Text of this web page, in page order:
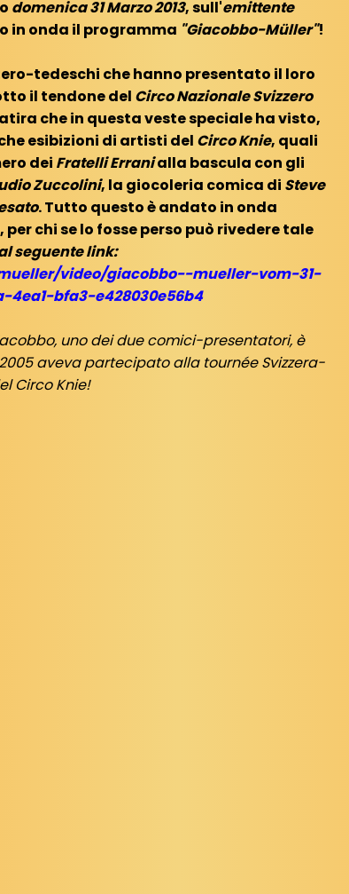
domenica 31 Marzo 2013, sull'emittente
in onda il programma "Giacobbo-Müller"!
tedeschi che hanno presentato il loro
il tendone del Circo Nazionale Svizzero
che in questa veste speciale ha visto,
esibizioni di artisti del Circo Knie, quali
dei Fratelli Erranialla bascula con gli
Zuccolini, la giocoleria comica di Steve
. Tutto questo è andato in onda
chi se lo fosse perso può rivedere tale
seguente link:
video/giacobbo--mueller-vom-31-
4ea1-bfa3-e428030e56b4
uno dei due comici-presentatori, è
aveva partecipato alla tournée Svizzera-
Circo Knie!